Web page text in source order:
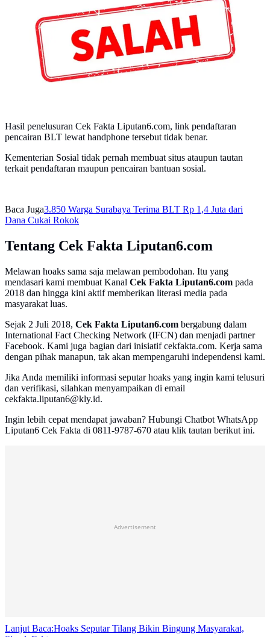
Hasil penelusuran Cek Fakta Liputan6.com, link pendaftaran
pencairan BLT lewat handphone tersebut tidak benar.
Kementerian Sosial tidak pernah membuat situs ataupun tautan
terkait pendaftaran maupun pencairan bantuan sosial.
Baca Juga3.850 Warga Surabaya Terima BLT Rp 1,4 Juta dari
Dana Cukai Rokok
Tentang Cek Fakta Liputan6.com
Melawan hoaks sama saja melawan pembodohan. Itu yang
mendasari kami membuat Kanal Cek Fakta Liputan6.com pada
2018 dan hingga kini aktif memberikan literasi media pada
masyarakat luas.
Sejak 2 Juli 2018, Cek Fakta Liputan6.com bergabung dalam
International Fact Checking Network (IFCN) dan menjadi partner
Facebook. Kami juga bagian dari inisiatif cekfakta.com. Kerja sama
dengan pihak manapun, tak akan mempengaruhi independensi kami.
Jika Anda memiliki informasi seputar hoaks yang ingin kami telusuri
dan verifikasi, silahkan menyampaikan di email
cekfakta.liputan6@kly.id.
Ingin lebih cepat mendapat jawaban? Hubungi Chatbot WhatsApp
Liputan6 Cek Fakta di 0811-9787-670 atau klik tautan berikut ini.
Advertisement
Lanjut Baca:Hoaks Seputar Tilang Bikin Bingung Masyarakat,